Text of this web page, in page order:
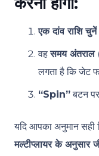
एक दांव राशि
वहसमय
लगता है कि जेट
“Spin”बटन
यदि आपका अनुमान सही
मल्टीप्लायर के अनुसार